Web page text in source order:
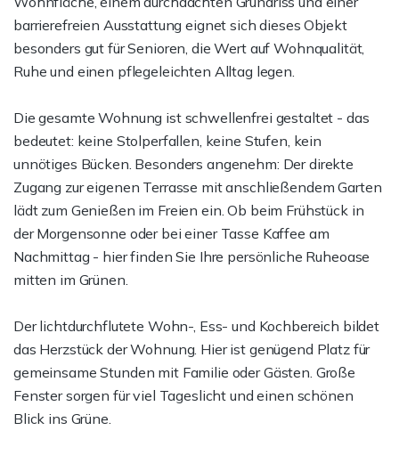
barrierefreien Ausstattung eignet sich dieses Objekt
besonders gut für Senioren, die Wert auf Wohnqualität,
Ruhe und einen pflegeleichten Alltag legen.
Die gesamte Wohnung ist schwellenfrei gestaltet - das
bedeutet: keine Stolperfallen, keine Stufen, kein
unnötiges Bücken. Besonders angenehm: Der direkte
Zugang zur eigenen Terrasse mit anschließendem Garten
lädt zum Genießen im Freien ein. Ob beim Frühstück in
der Morgensonne oder bei einer Tasse Kaffee am
Nachmittag - hier finden Sie Ihre persönliche Ruheoase
mitten im Grünen.
Der lichtdurchflutete Wohn-, Ess- und Kochbereich bildet
das Herzstück der Wohnung. Hier ist genügend Platz für
gemeinsame Stunden mit Familie oder Gästen. Große
Fenster sorgen für viel Tageslicht und einen schönen
Blick ins Grüne.